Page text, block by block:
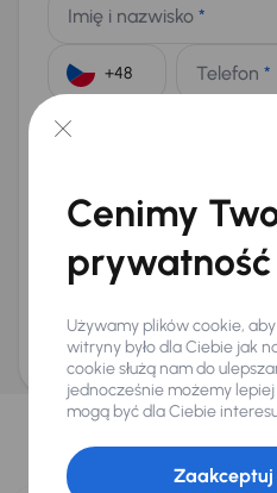
Imię i nazwisko *
Telefon *
E-mail
Na numer telefonu
Wyślij
ani zagwarantowaną dostępnością pojazdu.
Dopraváků 874/15, Čimice, 184 00 Praga
Twoje dane osobowe zgodnie z
osobowych
Wybieramy dla Ciebienajlepsze
dla Ciebiedo 400
Cenimy
prywatność
Używamy plików cookie,
witryny było dla Ciebie jak
cookie służą nam do
jednocześnie możemy
mogą być dla Ciebie